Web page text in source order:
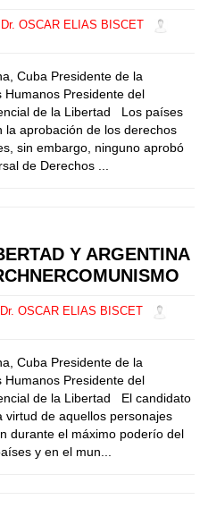
Dr. OSCAR ELIAS BISCET
Cuba Presidente de la
Presidente del
de la Libertad Los países
la aprobación de los derechos
sin embargo, ninguno aprobó
de Derechos ...
Y ARGENTINA
Dr. OSCAR ELIAS BISCET
Cuba Presidente de la
Presidente del
de la Libertad El candidato
virtud de aquellos personajes
durante el máximo poderío del
y en el mun...